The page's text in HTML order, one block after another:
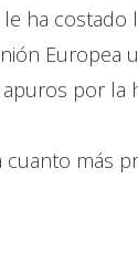
ha
por la
cuanto más